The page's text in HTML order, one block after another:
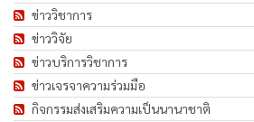
ข่าววิชาการ
ข่าววิจัย
ข่าวบริการวิชาการ
ข่าวเจรจาความร่วมมือ
กิจกรรมส่งเสริมความเป็นนานาชาติ